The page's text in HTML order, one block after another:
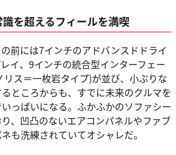
を超えるフィールを満喫
前には7インチのアドバンスドドライ
イ、9インチの統合型インターフェー
リス＝一枚岩タイプ)が並び、小ぶりな
ところからも、すでに未来のクルマを
っぱいになる。ふかふかのソファシー
、凹凸のないエアコンパネルやファブ
も洗練されていてオシャレだ。